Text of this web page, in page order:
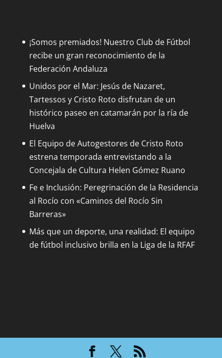
¡Somos premiados! Nuestro Club de Fútbol
recibe un gran reconocimiento de la
Federación Andaluza
Unidos por el Mar: Jesús de Nazaret,
Tartessos y Cristo Roto disfrutan de un
histórico paseo en catamarán por la ría de
Huelva
El Equipo de Autogestores de Cristo Roto
estrena temporada entrevistando a la
Concejala de Cultura Helen Gómez Ruano
Fe e Inclusión: Peregrinación de la Residencia
al Rocío con «Caminos del Rocío Sin
Barreras»
Más que un deporte, una realidad: El equipo
de fútbol inclusivo brilla en la Liga de la RFAF